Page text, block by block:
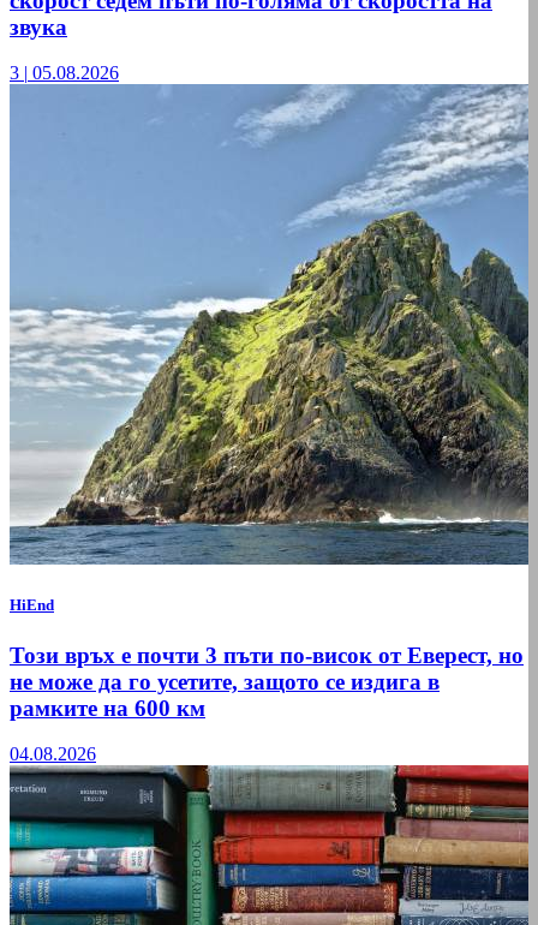
звука
3 | 05.08.2026
HiEnd
Този връх е почти 3 пъти по-висок от Еверест, но
не може да го усетите, защото се издига в
рамките на 600 км
04.08.2026